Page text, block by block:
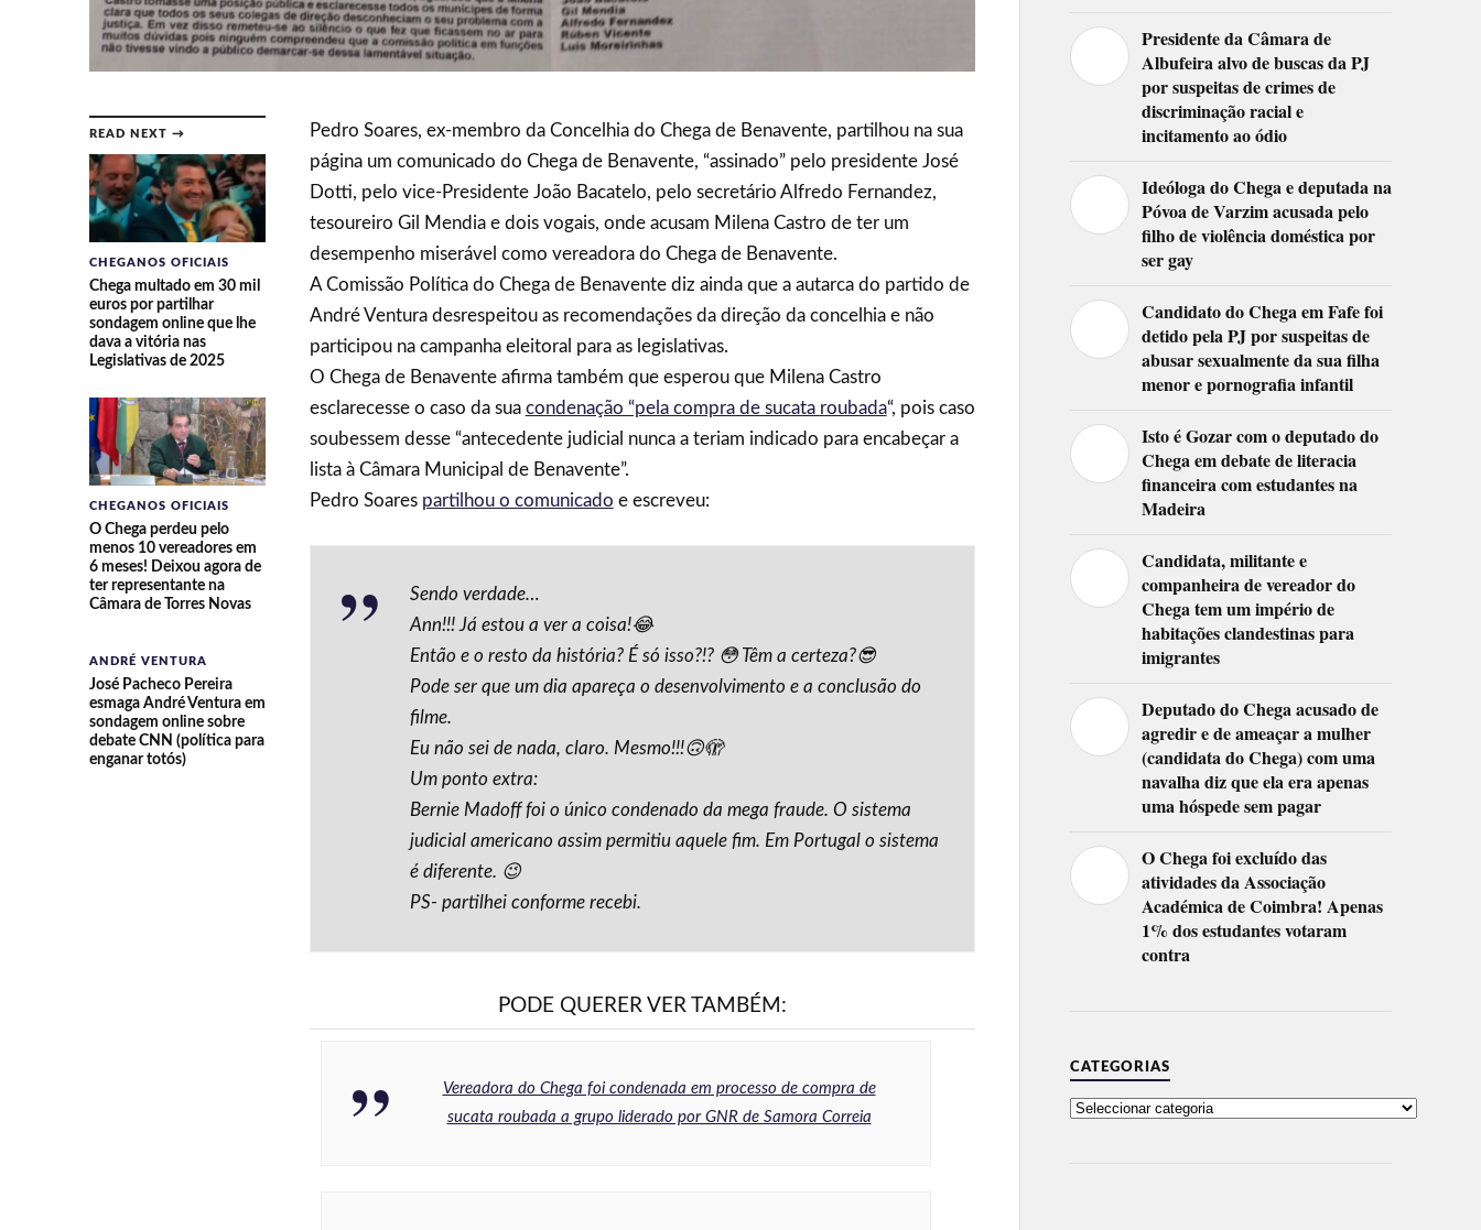
READ NEXT →
CHEGANOS OFICIAIS
Chega multado em 30 mil
euros por partilhar
sondagem online que lhe
dava a vitória nas
Legislativas de 2025
CHEGANOS OFICIAIS
O Chega perdeu pelo
menos 10 vereadores em
6 meses! Deixou agora de
ter representante na
Câmara de Torres Novas
ANDRÉ VENTURA
José Pacheco Pereira
esmaga André Ventura em
sondagem online sobre
debate CNN (política para
enganar totós)
Pedro Soares, ex-membro da Concelhia do Chega de Benavente, partilhou na sua
página um comunicado do Chega de Benavente, “assinado” pelo presidente José
Dotti, pelo vice-Presidente João Bacatelo, pelo secretário Alfredo Fernandez,
tesoureiro Gil Mendia e dois vogais, onde acusam Milena Castro de ter um
desempenho miserável como vereadora do Chega de Benavente.
A Comissão Política do Chega de Benavente diz ainda que a autarca do partido de
André Ventura desrespeitou as recomendações da direção da concelhia e não
participou na campanha eleitoral para as legislativas.
O Chega de Benavente afirma também que esperou que Milena Castro
esclarecesse o caso da sua condenação “pela compra de sucata roubada“, pois caso
soubessem desse “antecedente judicial nunca a teriam indicado para encabeçar a
lista à Câmara Municipal de Benavente”.
Pedro Soares partilhou o comunicado e escreveu:
Sendo verdade…
Ann!!! Já estou a ver a coisa!😂
Então e o resto da história? É só isso?!? 😳 Têm a certeza?😎
Pode ser que um dia apareça o desenvolvimento e a conclusão do
filme.
Eu não sei de nada, claro. Mesmo!!!🙃🫣
Um ponto extra:
Bernie Madoff foi o único condenado da mega fraude. O sistema
judicial americano assim permitiu aquele fim. Em Portugal o sistema
é diferente. 😉
PS- partilhei conforme recebi.
PODE QUERER VER TAMBÉM:
Vereadora do Chega foi condenada em processo de compra de
sucata roubada a grupo liderado por GNR de Samora Correia
Presidente da Câmara de
Albufeira alvo de buscas da PJ
por suspeitas de crimes de
discriminação racial e
incitamento ao ódio
Ideóloga do Chega e deputada na
Póvoa de Varzim acusada pelo
filho de violência doméstica por
ser gay
Candidato do Chega em Fafe foi
detido pela PJ por suspeitas de
abusar sexualmente da sua filha
menor e pornografia infantil
Isto é Gozar com o deputado do
Chega em debate de literacia
financeira com estudantes na
Madeira
Candidata, militante e
companheira de vereador do
Chega tem um império de
habitações clandestinas para
imigrantes
Deputado do Chega acusado de
agredir e de ameaçar a mulher
(candidata do Chega) com uma
navalha diz que ela era apenas
uma hóspede sem pagar
O Chega foi excluído das
atividades da Associação
Académica de Coimbra! Apenas
1% dos estudantes votaram
contra
CATEGORIAS